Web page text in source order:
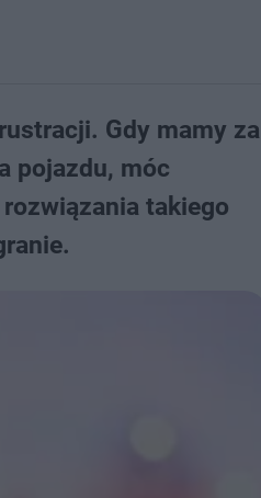
Gdy mamy za
pojazdu, móc
takiego